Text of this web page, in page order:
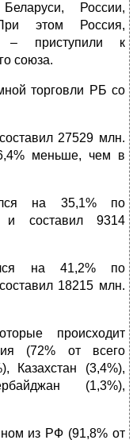
России,
этом Россия,
– приступили к
союза.
торговли РБ со
27529 млн.
меньше, чем в
на 35,1% по
и составил 9314
на 41,2% по
18215 млн.
происходит
(72% от всего
Казахстан (3,4%),
(1,3%),
из РФ (91,8% от